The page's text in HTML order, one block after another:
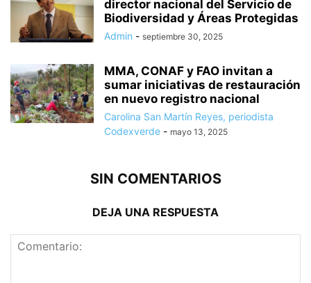
director nacional del Servicio de
Biodiversidad y Áreas Protegidas
Admin - septiembre 30, 2025
MMA, CONAF y FAO invitan a
sumar iniciativas de restauración
en nuevo registro nacional
Carolina San Martín Reyes, periodista
Codexverde - mayo 13, 2025
SIN COMENTARIOS
DEJA UNA RESPUESTA